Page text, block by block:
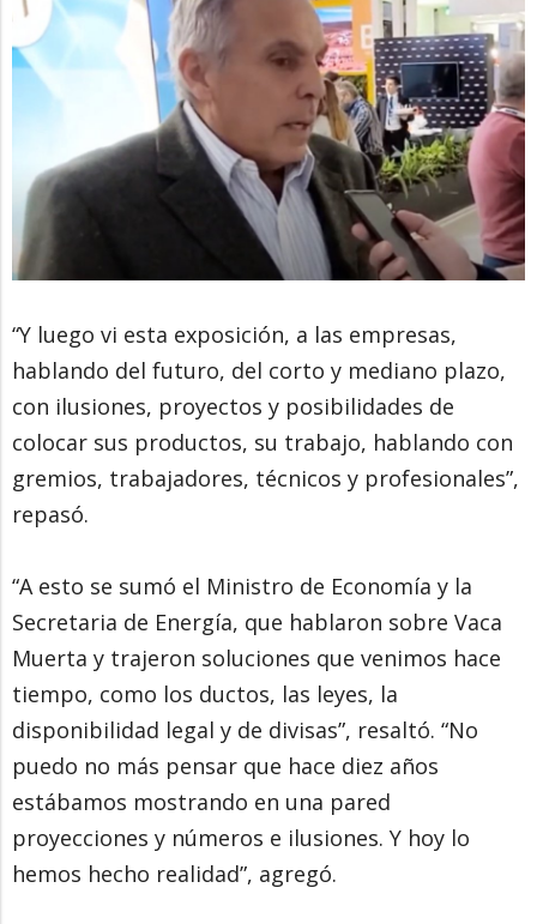
“Y luego vi esta exposición, a las empresas,
hablando del futuro, del corto y mediano plazo,
con ilusiones, proyectos y posibilidades de
colocar sus productos, su trabajo, hablando con
gremios, trabajadores, técnicos y profesionales”,
repasó.
“A esto se sumó el Ministro de Economía y la
Secretaria de Energía, que hablaron sobre Vaca
Muerta y trajeron soluciones que venimos hace
tiempo, como los ductos, las leyes, la
disponibilidad legal y de divisas”, resaltó. “No
puedo no más pensar que hace diez años
estábamos mostrando en una pared
proyecciones y números e ilusiones. Y hoy lo
hemos hecho realidad”, agregó.